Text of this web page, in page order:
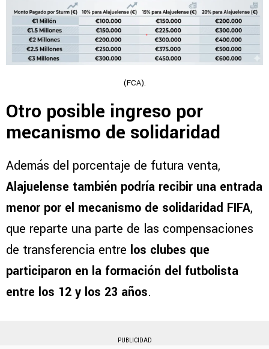
(FCA).
Otro posible ingreso por
mecanismo de solidaridad
Además del porcentaje de futura venta,
Alajuelense también podría recibir una entrada
menor por el mecanismo de solidaridad FIFA,
que reparte una parte de las compensaciones
de transferencia entre los clubes que
participaron en la formación del futbolista
entre los 12 y los 23 años.
PUBLICIDAD